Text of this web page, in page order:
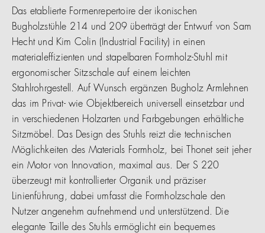
Das etablierte Formenrepertoire der ikonischen
Bugholzstühle 214 und 209 überträgt der Entwurf von Sam
Hecht und Kim Colin (Industrial Facility) in einen
materialeffizienten und stapelbaren Formholz-Stuhl mit
ergonomischer Sitzschale auf einem leichten
Stahlrohrgestell. Auf Wunsch ergänzen Bugholz Armlehnen
das im Privat- wie Objektbereich universell einsetzbar und
in verschiedenen Holzarten und Farbgebungen erhältliche
Sitzmöbel. Das Design des Stuhls reizt die technischen
Möglichkeiten des Materials Formholz, bei Thonet seit jeher
ein Motor von Innovation, maximal aus. Der S 220
überzeugt mit kontrollierter Organik und präziser
Linienführung, dabei umfasst die Formholzschale den
Nutzer angenehm aufnehmend und unterstützend. Die
elegante Taille des Stuhls ermöglicht ein bequemes